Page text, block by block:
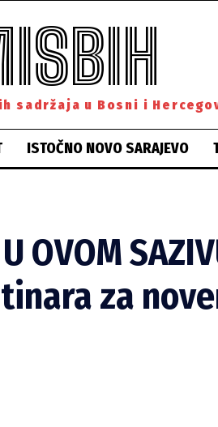
sadržaja u Bosni i
ISTOČNO NOVO SARAJEVO
U OVOM
za